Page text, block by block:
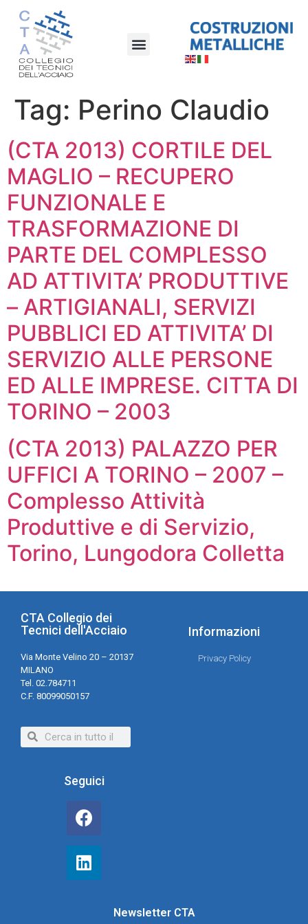
Tag: Perino Claudio
(CTA 2013) CORTILE DEL
MAGLIO – RECUPERO
FUNZIONALE E
TRASFORMAZIONE DI
PARTE DEL COMPLESSO
AD ATTIVITA’ PRODUTTIVE
– ARTIGIANALI, SERVIZI
PUBBLICI ED ATTIVITA’ DI
SERVIZIO ALLE PERSONE
ED ALLE IMPRESE. CITTA DI
TORINO – 2003
(CTA 2013) PALAZZO PER
UFFICI A TORINO – 2007 –
Complesso Attività
Produttive e di Servizio,
Torino, Lungodora Colletta
CTA Collegio dei
Tecnici dell'Acciaio
Via Monte Velino 20 – 20137
MILANO
Tel. 02.784711
C.F. 80099050157
Informazioni
Privacy Policy
Seguici
Newsletter CTA